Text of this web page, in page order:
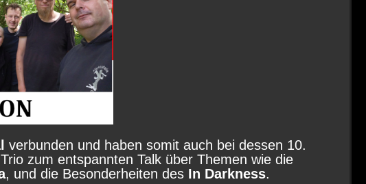
verbunden und haben somit auch bei dessen 10.
zum entspannten Talk über Themen wie die
, und die Besonderheiten des In Darkness.